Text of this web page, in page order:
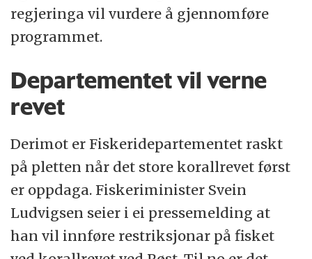
regjeringa vil vurdere å gjennomføre
programmet.
Departementet vil verne
revet
Derimot er Fiskeridepartementet raskt
på pletten når det store korallrevet først
er oppdaga. Fiskeriminister Svein
Ludvigsen seier i ei pressemelding at
han vil innføre restriksjonar på fisket